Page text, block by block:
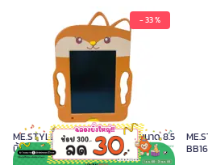
- 33 %
ME.STYLE กระดาน LCD หลากสี ขนาด 8.5
นิ้ว ลายสุนัขจิ้งจอก